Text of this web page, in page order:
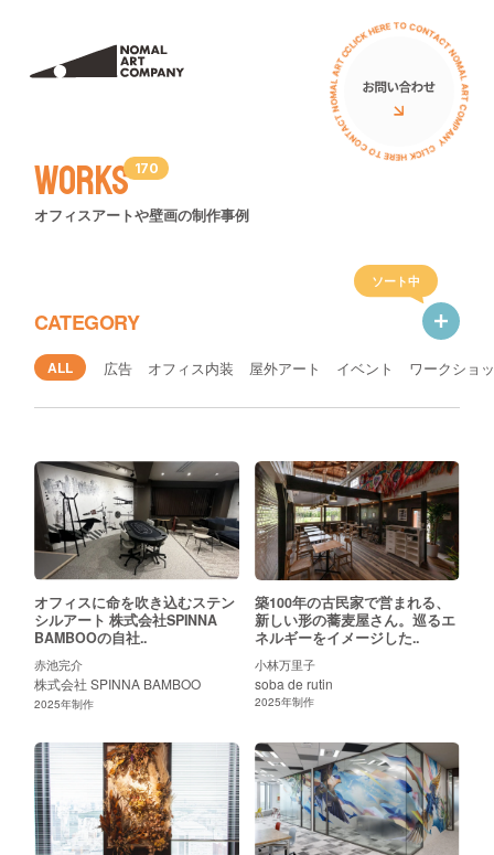
立体オブジェ
壁画広告
お客様の声
イベント
導入費用について
お問い合わせ
Works 170
オフィスアートや壁画の制作事例
CATEGORY
ALL 広告 オフィス内装 屋外アート イベント ワークショ
ソート中
アートの種類
ALL 壁画 立体 壁掛けアート ライブペインティング
スペース
ALL 執務エリア 食堂 エントランス 廊下 屋外
解決したい課題
ALL ミッションやビジョンを浸透させたい
ALL 鉄道 人材 金融 商社/コンサル メーカー 学校/
オフィスに命を吹き込むステン
シルアート 株式会社SPINNA
BAMBOOの自社..
赤池完介
株式会社 SPINNA BAMBOO
2025年制作
築100年の古民家で営まれる、
新しい形の蕎麦屋さん。巡るエ
ネルギーをイメージした..
小林万里子
soba de rutin
2025年制作